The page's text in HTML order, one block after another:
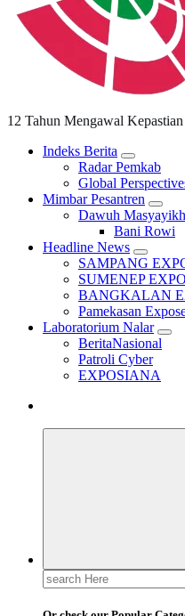
12 Tahun Mengawal
Indeks Berita
Radar Pemkab
Global
Mimbar Pesantren
Dawuh Masyayikh
Bani Rowi
Headline News
SAMPANG
SUMENEP
BANGKALAN
Pamekasan
Laboratorium Nalar
BeritaNasional
Patroli Cyber
EXPOSIANA
Search
for: